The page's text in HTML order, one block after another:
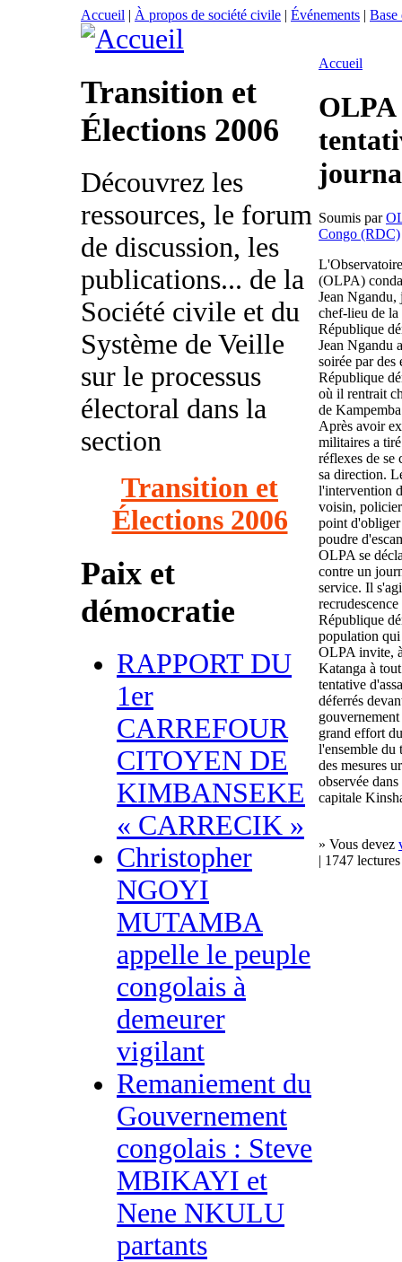
Accueil | À propos de société civile | Événements | Base
Transition et
Élections 2006
Découvrez les
ressources, le forum
de discussion, les
publications... de la
Société civile et du
Système de Veille
sur le processus
électoral dans la
section
Transition et
Élections 2006
Paix et
démocratie
RAPPORT DU
1er
CARREFOUR
CITOYEN DE
KIMBANSEKE
« CARRECIK »
Christopher
NGOYI
MUTAMBA
appelle le peuple
congolais à
demeurer
vigilant
Remaniement du
Gouvernement
congolais : Steve
MBIKAYI et
Nene NKULU
partants
Accueil
OLPA
Soumis par
Congo (RDC)
(OLPA)
Jean
chef-lieu de
République
Jean Ngandu
soirée par des
République
où il rentrait
de
Après avoir
militaires a
réflexes de se
sa direction.
l'intervention
voisin,
point d'obliger
poudre
OLPA se
contre un
service. Il
République
population
OLPA invite,
Katanga à
tentative
déferrés
grand effort
l'ensemble du
des mesures
observée
capitale
» Vous devez
| 1747 lectures